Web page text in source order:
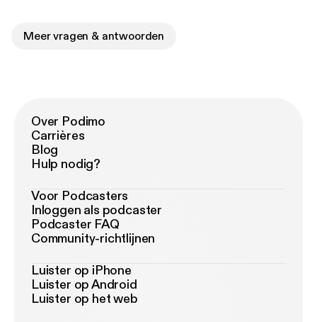
Meer vragen & antwoorden
Over Podimo
Carrières
Blog
Hulp nodig?
Voor Podcasters
Inloggen als podcaster
Podcaster FAQ
Community-richtlijnen
Luister op iPhone
Luister op Android
Luister op het web